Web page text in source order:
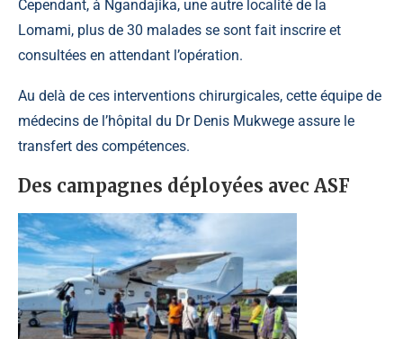
Cependant, à Ngandajika, une autre localité de la
Lomami, plus de 30 malades se sont fait inscrire et
consultées en attendant l’opération.
Au delà de ces interventions chirurgicales, cette équipe de
médecins de l’hôpital du Dr Denis Mukwege assure le
transfert des compétences.
Des campagnes déployées avec ASF